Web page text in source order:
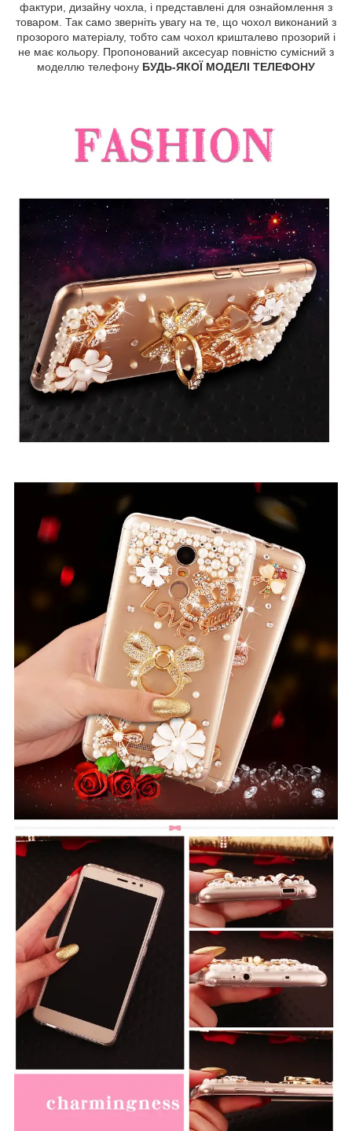
фактури, дизайну чохла, і представлені для ознайомлення з
товаром. Так само зверніть увагу на те, що чохол виконаний з
прозорого матеріалу, тобто сам чохол кришталево прозорий і
не має кольору. Пропонований аксесуар повністю сумісний з
моделлю телефону БУДЬ-ЯКОЇ МОДЕЛІ ТЕЛЕФОНУ